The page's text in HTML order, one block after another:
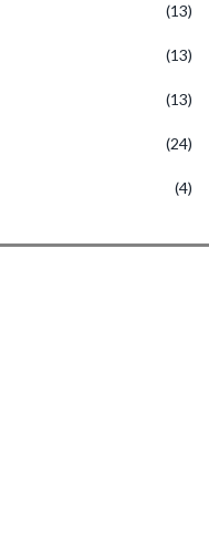
(13)
(13)
(13)
(24)
(4)